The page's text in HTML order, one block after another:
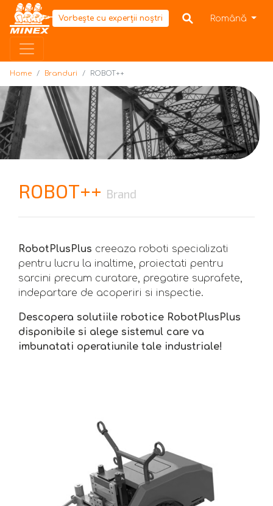
Home
Vorbește cu experții noștri Română
Home Branduri ROBOT++
ROBOT++ Brand
RobotPlusPlus creeaza roboti specializati
pentru lucru la inaltime, proiectati pentru
sarcini precum curatare, pregatire suprafete,
indepartare de acoperiri si inspectie.
Descopera solutiile robotice RobotPlusPlus
disponibile si alege sistemul care va
imbunatati operatiunile tale industriale!